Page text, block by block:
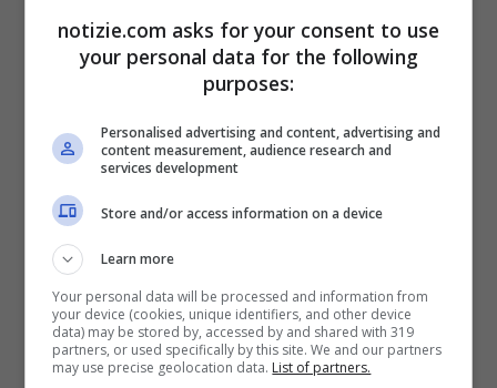
un taxi: il racconto
dell’uomo
Torino, donna partorisce in un taxi (Getty Images)
notizie.com asks for your consent to use
your personal data for the following
purposes:
Personalised advertising and content, advertising and
content measurement, audience research and
services development
Store and/or access information on a device
Learn more
Your personal data will be processed and information from
your device (cookies, unique identifiers, and other device
data) may be stored by, accessed by and shared with 319
partners, or used specifically by this site. We and our partners
may use precise geolocation data. List of partners.